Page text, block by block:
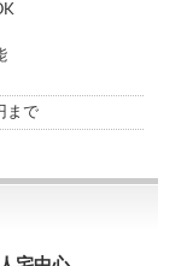
まで